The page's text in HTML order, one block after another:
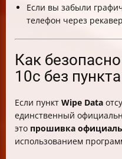
Если вы забыли
телефон через
Как
10c без
Если пункт Wipe Data
единственный
это прошивка
использованием